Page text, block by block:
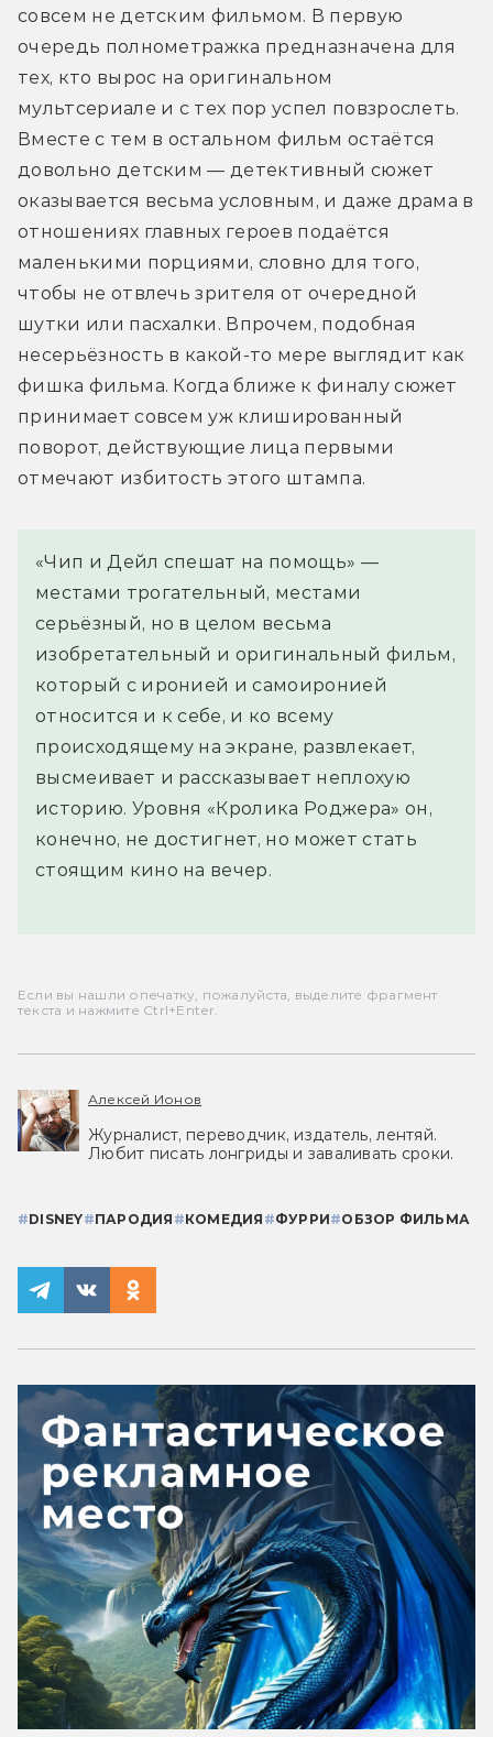
совсем не детским фильмом. В первую
очередь полнометражка предназначена для
тех, кто вырос на оригинальном
мультсериале и с тех пор успел повзрослеть.
Вместе с тем в остальном фильм остаётся
довольно детским — детективный сюжет
оказывается весьма условным, и даже драма в
отношениях главных героев подаётся
маленькими порциями, словно для того,
чтобы не отвлечь зрителя от очередной
шутки или пасхалки. Впрочем, подобная
несерьёзность в какой-то мере выглядит как
фишка фильма. Когда ближе к финалу сюжет
принимает совсем уж клишированный
поворот, действующие лица первыми
отмечают избитость этого штампа.
«Чип и Дейл спешат на помощь» —
местами трогательный, местами
серьёзный, но в целом весьма
изобретательный и оригинальный фильм,
который с иронией и самоиронией
относится и к себе, и ко всему
происходящему на экране, развлекает,
высмеивает и рассказывает неплохую
историю. Уровня «Кролика Роджера» он,
конечно, не достигнет, но может стать
стоящим кино на вечер.
Если вы нашли опечатку, пожалуйста, выделите фрагмент
текста и нажмите Ctrl+Enter.
Алексей Ионов
Журналист, переводчик, издатель, лентяй.
Любит писать лонгриды и заваливать сроки.
#DISNEY#ПАРОДИЯ #КОМЕДИЯ #ФУРРИ#ОБЗОР ФИЛЬМА